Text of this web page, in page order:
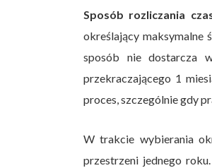
Sposób rozliczania
określający maksymalne
sposób nie dostarcza
przekraczającego 1
proces, szczególnie gdy
W trakcie wybierania
przestrzeni jednego